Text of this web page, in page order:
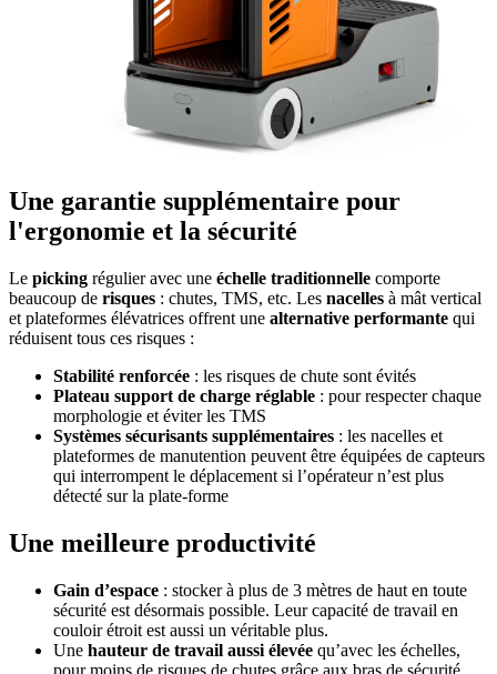
Une garantie supplémentaire pour
l'ergonomie et la sécurité
Le picking régulier avec une échelle traditionnelle comporte
beaucoup de risques : chutes, TMS, etc. Les nacelles à mât vertical
et plateformes élévatrices offrent une alternative performante qui
réduisent tous ces risques :
Stabilité renforcée : les risques de chute sont évités
Plateau support de charge réglable : pour respecter chaque
morphologie et éviter les TMS
Systèmes sécurisants supplémentaires : les nacelles et
plateformes de manutention peuvent être équipées de capteurs
qui interrompent le déplacement si l’opérateur n’est plus
détecté sur la plate-forme
Une meilleure productivité
Gain d’espace : stocker à plus de 3 mètres de haut en toute
sécurité est désormais possible. Leur capacité de travail en
couloir étroit est aussi un véritable plus.
Une hauteur de travail aussi élevée qu’avec les échelles,